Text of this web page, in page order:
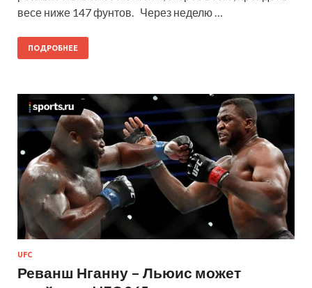
весе ниже 147 фунтов. Через неделю …
ПОДРОБНЕЕ
UFC
Реванш Нганну – Льюис может